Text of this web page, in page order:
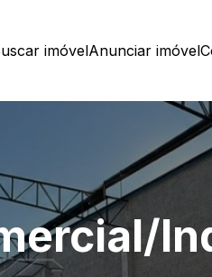
imóvelAnunciar imóvel